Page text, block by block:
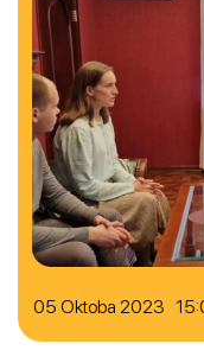
05 Oktoba 2023